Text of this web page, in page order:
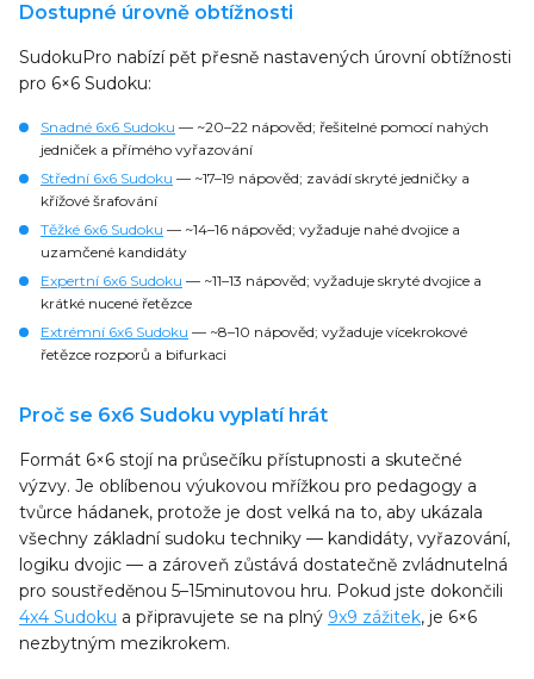
Dostupné úrovně obtížnosti
SudokuPro nabízí pět přesně nastavených úrovní obtížnosti
pro 6×6 Sudoku:
Snadné 6x6 Sudoku — ~20–22 nápověd; řešitelné pomocí nahých
jedniček a přímého vyřazování
Střední 6x6 Sudoku — ~17–19 nápověd; zavádí skryté jedničky a
křížové šrafování
Těžké 6x6 Sudoku — ~14–16 nápověd; vyžaduje nahé dvojice a
uzamčené kandidáty
Expertní 6x6 Sudoku — ~11–13 nápověd; vyžaduje skryté dvojice a
krátké nucené řetězce
Extrémní 6x6 Sudoku — ~8–10 nápověd; vyžaduje vícekrokové
řetězce rozporů a bifurkaci
Proč se 6x6 Sudoku vyplatí hrát
Formát 6×6 stojí na průsečíku přístupnosti a skutečné
výzvy. Je oblíbenou výukovou mřížkou pro pedagogy a
tvůrce hádanek, protože je dost velká na to, aby ukázala
všechny základní sudoku techniky — kandidáty, vyřazování,
logiku dvojic — a zároveň zůstává dostatečně zvládnutelná
pro soustředěnou 5–15minutovou hru. Pokud jste dokončili
4x4 Sudoku a připravujete se na plný 9x9 zážitek, je 6×6
nezbytným mezikrokem.